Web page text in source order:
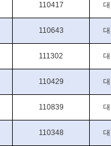
110417
110643
111302
110429
110839
110348